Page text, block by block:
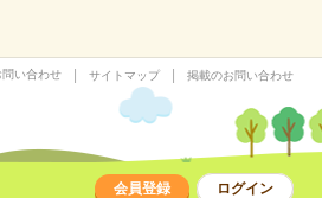
い合わせ サイトマップ 掲載のお問い合わせ
会員登録 ログイン